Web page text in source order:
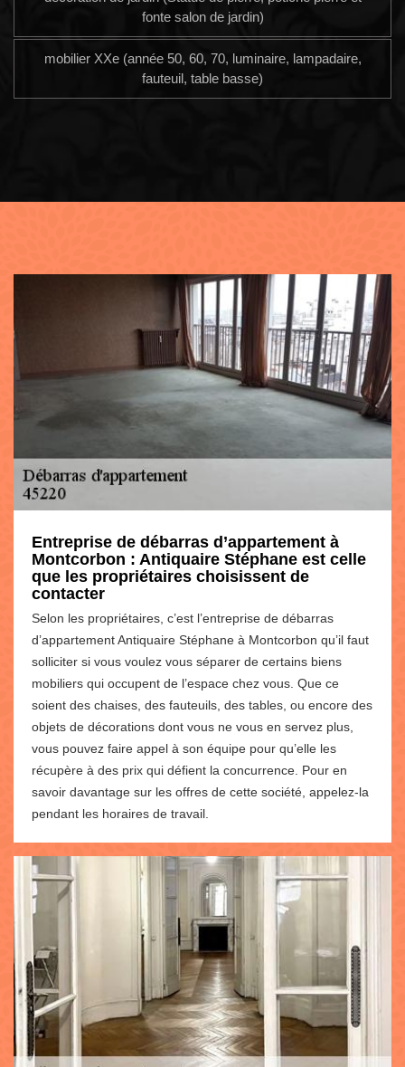
fonte salon de jardin)
mobilier XXe (année 50, 60, 70, luminaire, lampadaire,
fauteuil, table basse)
Entreprise de débarras d’appartement à
Montcorbon : Antiquaire Stéphane est celle
que les propriétaires choisissent de
contacter
Selon les propriétaires, c’est l’entreprise de débarras
d’appartement Antiquaire Stéphane à Montcorbon qu’il faut
solliciter si vous voulez vous séparer de certains biens
mobiliers qui occupent de l’espace chez vous. Que ce
soient des chaises, des fauteuils, des tables, ou encore des
objets de décorations dont vous ne vous en servez plus,
vous pouvez faire appel à son équipe pour qu’elle les
récupère à des prix qui défient la concurrence. Pour en
savoir davantage sur les offres de cette société, appelez-la
pendant les horaires de travail.